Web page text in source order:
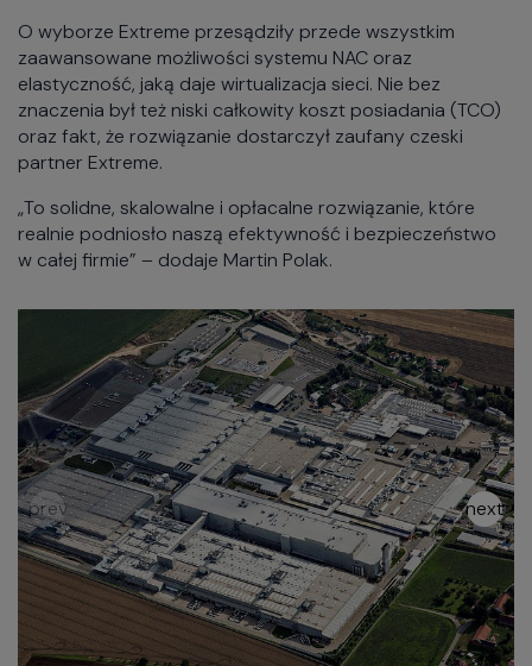
O wyborze Extreme przesądziły przede wszystkim
zaawansowane możliwości systemu NAC oraz
elastyczność, jaką daje wirtualizacja sieci. Nie bez
znaczenia był też niski całkowity koszt posiadania (TCO)
oraz fakt, że rozwiązanie dostarczył zaufany czeski
partner Extreme.
„To solidne, skalowalne i opłacalne rozwiązanie, które
realnie podniosło naszą efektywność i bezpieczeństwo
w całej firmie” – dodaje Martin Polak.